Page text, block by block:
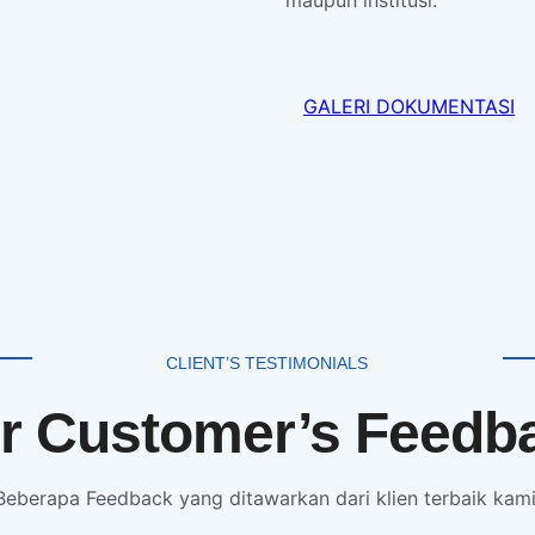
GALERI DOKUMENTASI
CLIENT’S TESTIMONIALS
Customer’s
Feedback yang ditawarkan dari klien terbaik